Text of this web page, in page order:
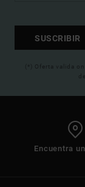
SUSCRIBIR
(*) Oferta valida
Encuentra